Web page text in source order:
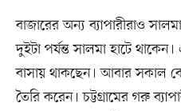
বাজারের অন্য ব্যাপারীরাও
দুইটা পর্যন্ত সালমা হাটে
বাসায় থাকছেন। আবার সকাল
তৈরি করেন। চট্টগ্রামের গরু